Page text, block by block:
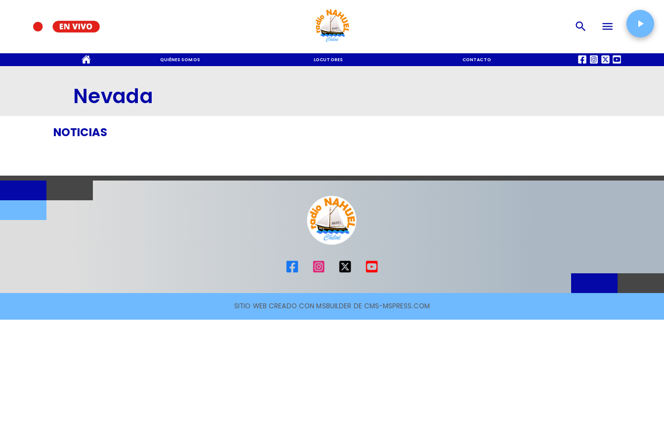
QUIÉNES SOMOS LOCUTORES CONTACTO QUIÉNES SOMOS
Nevada
NOTICIAS
SITIO WEB CREADO CON MSBUILDER DE CMS-MSPRESS.COM